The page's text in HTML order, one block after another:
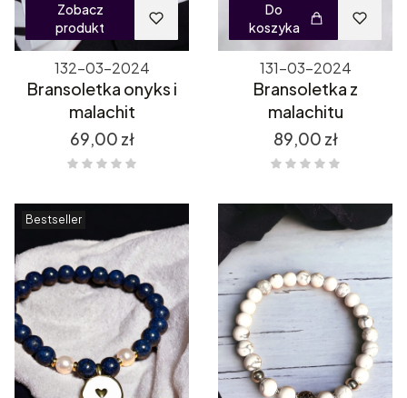
Zobacz
produkt
132-03-2024
Bransoletka onyks i
malachit
Cena
69,00 zł
Do
koszyka
131-03-2024
Bransoletka z
malachitu
Cena
89,00 zł
Bestseller